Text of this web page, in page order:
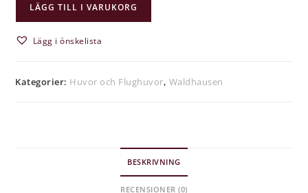
LÄGG TILL I VARUKORG
Lägg i önskelista
Kategorier: Huvor och Flughuvor, Waldhausen
BESKRIVNING
RECENSIONER (0)